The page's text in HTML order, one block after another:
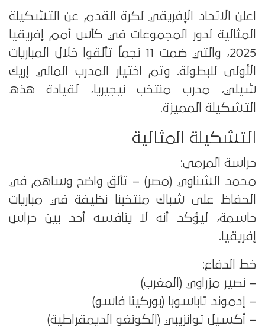
اعلن الاتحاد الإفريقي لكرة القدم عن التشكيلة
المثالية لدور المجموعات في كأس أمم إفريقيا
2025، والتي ضمت 11 نجماً تألقوا خلال المباريات
الأولى للبطولة. وتم اختيار المدرب المالي إريك
شيلي، مدرب منتخب نيجيريا، لقيادة هذه
التشكيلة المميزة.
التشكيلة المثالية
حراسة المرمى:
محمد الشناوي (مصر) – تألق واضح وساهم في
الحفاظ على شباك منتخبنا نظيفة في مباريات
حاسمة، ليؤكد أنه لا ينافسه أحد بين حراس
إفريقيا.
خط الدفاع:
– نصير مزراوي (المغرب)
– إدموند تاباسوبا (بوركينا فاسو)
– أكسيل توانزيبي (الكونغو الديمقراطية)